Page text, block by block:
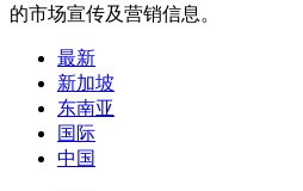
的市场宣传及营销信息。
最新
新加坡
东南亚
国际
中国